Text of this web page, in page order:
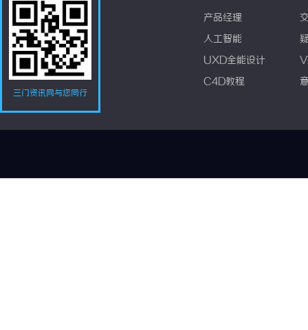
三门资讯网与您同行
产品经理
人工智能
UXD全能设计
C4D教程